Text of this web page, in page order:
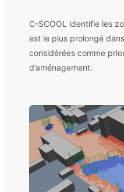
C-SCOOL identifie les
est le plus prolongé
considérées comme
d’aménagement.